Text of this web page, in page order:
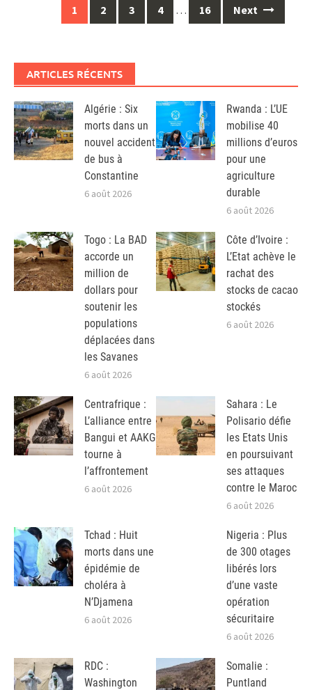
navigation
1 2 3 4 … 16 Next
ARTICLES RÉCENTS
Algérie : Six
morts dans un
nouvel accident
de bus à
Constantine
6 août 2026
Rwanda : L’UE
mobilise 40
millions d’euros
pour une
agriculture
durable
6 août 2026
Togo : La BAD
accorde un
million de
dollars pour
soutenir les
populations
déplacées dans
les Savanes
6 août 2026
Côte d’Ivoire :
L’Etat achève le
rachat des
stocks de cacao
stockés
6 août 2026
Centrafrique :
L’alliance entre
Bangui et AAKG
tourne à
l’affrontement
6 août 2026
Sahara : Le
Polisario défie
les Etats Unis
en poursuivant
ses attaques
contre le Maroc
6 août 2026
Tchad : Huit
morts dans une
épidémie de
choléra à
N’Djamena
6 août 2026
Nigeria : Plus
de 300 otages
libérés lors
d’une vaste
opération
sécuritaire
6 août 2026
RDC :
Washington
Somalie :
Puntland